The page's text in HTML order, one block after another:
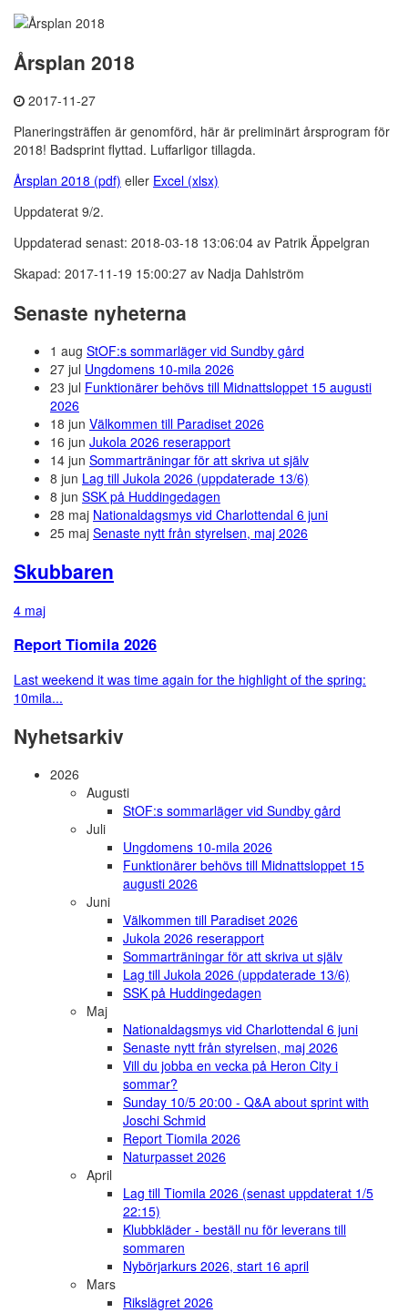
Årsplan 2018
2017-11-27
Planeringsträffen är genomförd, här är preliminärt årsprogram för
2018! Badsprint flyttad. Luffarligor tillagda.
Årsplan 2018 (pdf) eller Excel (xlsx)
Uppdaterat 9/2.
Uppdaterad senast: 2018-03-18 13:06:04 av Patrik Äppelgran
Skapad: 2017-11-19 15:00:27 av Nadja Dahlström
Senaste nyheterna
1 aug StOF:s sommarläger vid Sundby gård
27 jul Ungdomens 10-mila 2026
23 jul Funktionärer behövs till Midnattsloppet 15 augusti
2026
18 jun Välkommen till Paradiset 2026
16 jun Jukola 2026 reserapport
14 jun Sommarträningar för att skriva ut själv
8 jun Lag till Jukola 2026 (uppdaterade 13/6)
8 jun SSK på Huddingedagen
28 maj Nationaldagsmys vid Charlottendal 6 juni
25 maj Senaste nytt från styrelsen, maj 2026
Skubbaren
4 maj
Report Tiomila 2026
Last weekend it was time again for the highlight of the spring:
10mila...
Nyhetsarkiv
2026
Augusti
StOF:s sommarläger vid Sundby gård
Juli
Ungdomens 10-mila 2026
Funktionärer behövs till Midnattsloppet 15
augusti 2026
Juni
Välkommen till Paradiset 2026
Jukola 2026 reserapport
Sommarträningar för att skriva ut själv
Lag till Jukola 2026 (uppdaterade 13/6)
SSK på Huddingedagen
Maj
Nationaldagsmys vid Charlottendal 6 juni
Senaste nytt från styrelsen, maj 2026
Vill du jobba en vecka på Heron City i
sommar?
Sunday 10/5 20:00 - Q&A about sprint with
Joschi Schmid
Report Tiomila 2026
Naturpasset 2026
April
Lag till Tiomila 2026 (senast uppdaterat 1/5
22:15)
Klubbkläder - beställ nu för leverans till
sommaren
Nybörjarkurs 2026, start 16 april
Mars
Rikslägret 2026